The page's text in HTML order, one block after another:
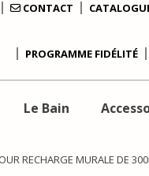
CONTACT
PROGRAMME FIDÉLITÉ
Le Bain
RECHARGE MURALE DE